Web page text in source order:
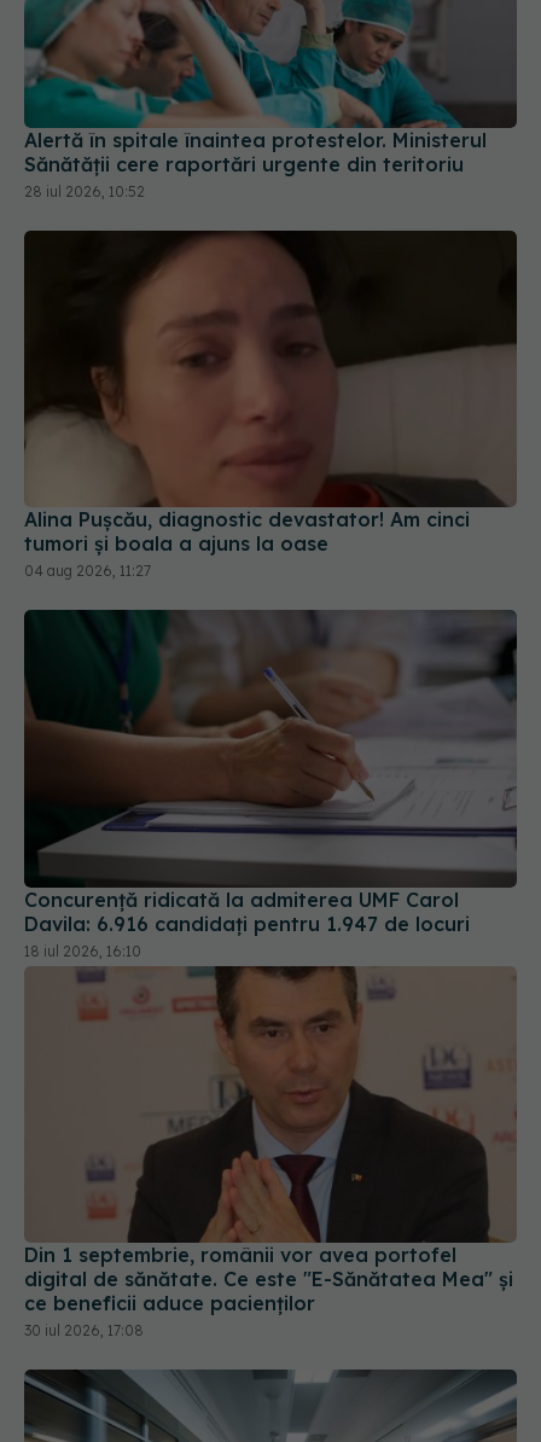
Alertă în spitale înaintea protestelor. Ministerul
Sănătății cere raportări urgente din teritoriu
28 iul 2026, 10:52
Alina Pușcău, diagnostic devastator! Am cinci
tumori și boala a ajuns la oase
04 aug 2026, 11:27
Concurență ridicată la admiterea UMF Carol
Davila: 6.916 candidați pentru 1.947 de locuri
18 iul 2026, 16:10
Din 1 septembrie, românii vor avea portofel
digital de sănătate. Ce este "E-Sănătatea Mea" și
ce beneficii aduce pacienților
30 iul 2026, 17:08